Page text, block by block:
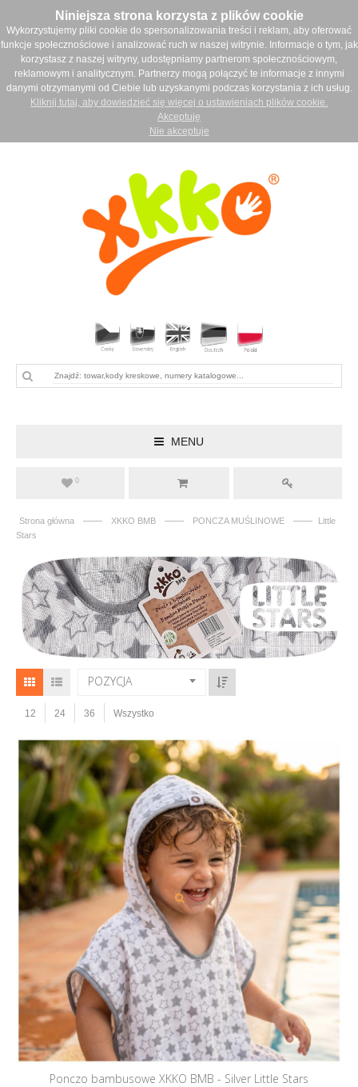
Niniejsza strona korzysta z plików cookie
Wykorzystujemy pliki cookie do spersonalizowania treści i reklam, aby oferować
funkcje społecznościowe i analizować ruch w naszej witrynie. Informacje o tym, jak
korzystasz z naszej witryny, udostępniamy partnerom społecznościowym,
reklamowym i analitycznym. Partnerzy mogą połączyć te informacje z innymi
danymi otrzymanymi od Ciebie lub uzyskanymi podczas korzystania z ich usług.
Kliknij tutaj, aby dowiedzieć się więcej o ustawieniach plików cookie.
Akceptuję
Nie akceptuje
MENU
0
Strona główna —— XKKO BMB —— PONCZA MUŚLINOWE ——
Little
Stars
POZYCJA
12 24 36 Wszystko
Ponczo bambusowe XKKO BMB - Silver Little Stars